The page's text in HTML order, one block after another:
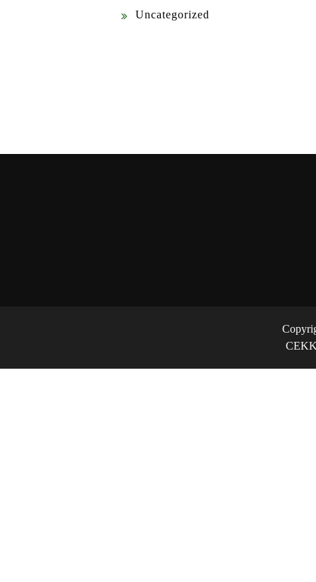
Uncategorized